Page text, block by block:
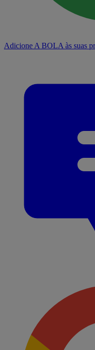
Adicione A BOLA às suas